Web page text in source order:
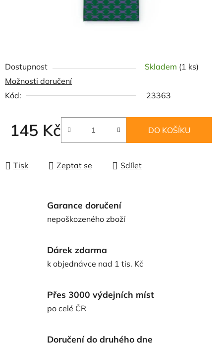
Dostupnost Skladem (1 ks)
Možnosti doručení
Kód:
23363
145 Kč DO KOŠÍKU
Tisk Zeptat se Sdílet
Garance doručení
nepoškozeného zboží
Dárek zdarma
k objednávce nad 1 tis. Kč
Přes 3000 výdejních míst
po celé ČR
Doručení do druhého dne